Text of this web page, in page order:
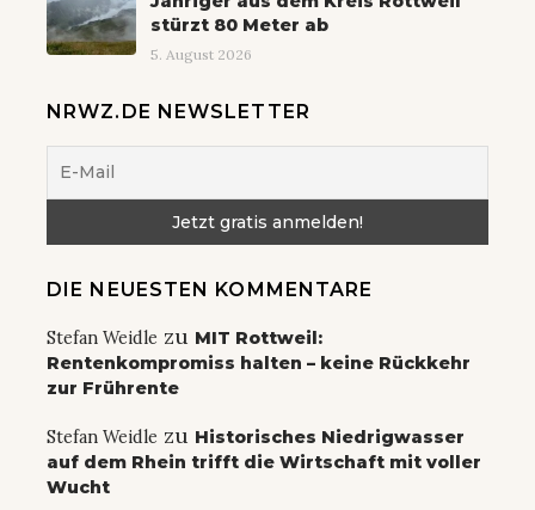
stürzt 80 Meter ab
5. August 2026
NRWZ.DE NEWSLETTER
DIE NEUESTEN KOMMENTARE
Stefan Weidle zu MIT Rottweil:
Rentenkompromiss halten – keine Rückkehr
zur Frührente
Stefan Weidle zu Historisches Niedrigwasser
auf dem Rhein trifft die Wirtschaft mit voller
Wucht